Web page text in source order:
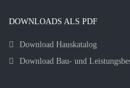
DOWNLOADS ALS PDF
Download Hauskatalog
Download Bau- und